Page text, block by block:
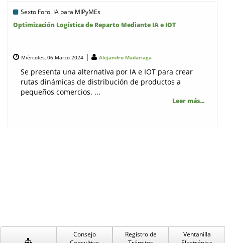
Consejo
Registro de
Ventanilla
Sexto Foro. IA para MIPyMEs
Optimización Logística de Reparto Mediante IA e IOT
Miércoles, 06 Marzo 2024 | Alejandro Madariaga
Se presenta una alternativa por IA e IOT para crear
rutas dinámicas de distribución de productos a
pequeños comercios. ...
Leer más...